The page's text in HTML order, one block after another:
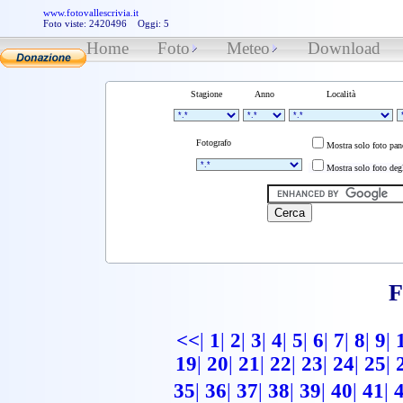
www.fotovallescrivia.it
Foto viste: 2420496 Oggi: 5
Home Foto Meteo Download
Stagione Anno Località
Fotografo Mostra solo foto
Mostra solo foto
<<| 1| 2| 3| 4| 5| 6| 7| 8| 9|
19| 20| 21| 22| 23| 24| 25|
35| 36| 37| 38| 39| 40| 41|